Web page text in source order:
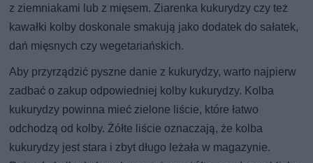
z ziemniakami lub z mięsem. Ziarenka kukurydzy czy też
kawałki kolby doskonale smakują jako dodatek do sałatek,
dań mięsnych czy wegetariańskich.
Aby przyrządzić pyszne danie z kukurydzy, warto najpierw
zadbać o zakup odpowiedniej kolby kukurydzy. Kolba
kukurydzy powinna mieć zielone liście, które łatwo
odchodzą od kolby. Żółte liście oznaczają, że kolba
kukurydzy jest stara i zbyt długo leżała w magazynie.